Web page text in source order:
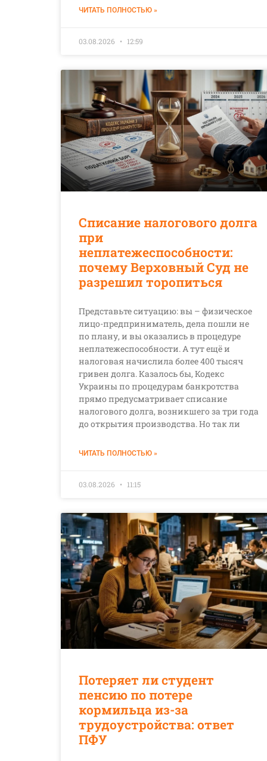
ЧИТАТЬ ПОЛНОСТЬЮ »
03.08.2026 12:59
Списание налогового долга
при
неплатежеспособности:
почему Верховный Суд не
разрешил торопиться
Представьте ситуацию: вы – физическое
лицо-предприниматель, дела пошли не
по плану, и вы оказались в процедуре
неплатежеспособности. А тут ещё и
налоговая начислила более 400 тысяч
гривен долга. Казалось бы, Кодекс
Украины по процедурам банкротства
прямо предусматривает списание
налогового долга, возникшего за три года
до открытия производства. Но так ли
ЧИТАТЬ ПОЛНОСТЬЮ »
03.08.2026 11:15
Потеряет ли студент
пенсию по потере
кормильца из-за
трудоустройства: ответ
ПФУ